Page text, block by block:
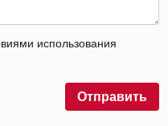
использования
Отправить